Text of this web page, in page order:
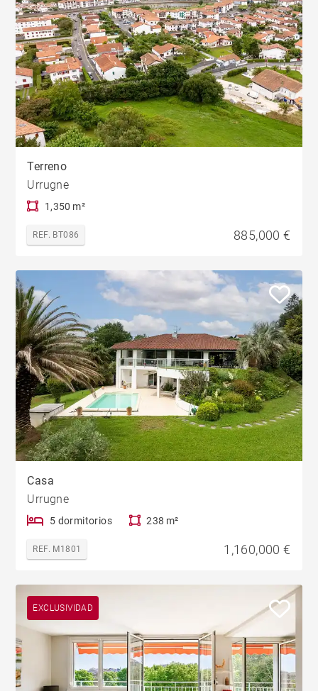
Terreno
Urrugne
1,350 m²
REF. BT086 885,000 €
Casa
Urrugne
5 dormitorios 238 m²
REF. M1801 1,160,000 €
EXCLUSIVIDAD